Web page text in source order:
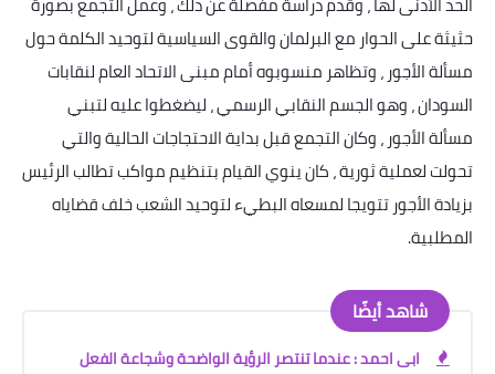
حثيثة على الحوار مع البرلمان والقوى السياسية لتوحيد الكلمة حول
مسألة الأجور ، وتظاهر منسوبوه أمام مبنى الاتحاد العام لنقابات
السودان ، وهو الجسم النقابي الرسمي ، ليضغطوا عليه لتبني
مسألة الأجور ، وكان التجمع قبل بداية الاحتجاجات الحالية والتي
تحولت لعملية ثورية ، كان ينوي القيام بتنظيم مواكب تطالب الرئيس
بزيادة الأجور تتويجا لمسعاه البطيء لتوحيد الشعب خلف قضاياه
المطلبية.
شاهد أيضًا
ابى احمد : عندما تنتصر الرؤية الواضحة وشجاعة الفعل